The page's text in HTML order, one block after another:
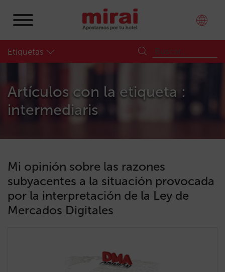
Etiquetas
Artículos con la etiqueta :
intermediaris
Mi opinión sobre las razones
subyacentes a la situación provocada
por la interpretación de la Ley de
Mercados Digitales